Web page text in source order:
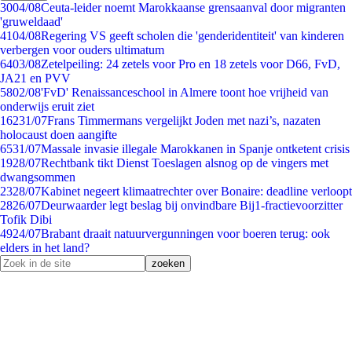
3004/08Ceuta-leider noemt Marokkaanse grensaanval door migranten
'gruweldaad'
4104/08Regering VS geeft scholen die 'genderidentiteit' van kinderen
verbergen voor ouders ultimatum
6403/08Zetelpeiling: 24 zetels voor Pro en 18 zetels voor D66, FvD,
JA21 en PVV
5802/08'FvD' Renaissanceschool in Almere toont hoe vrijheid van
onderwijs eruit ziet
16231/07Frans Timmermans vergelijkt Joden met nazi’s, nazaten
holocaust doen aangifte
6531/07Massale invasie illegale Marokkanen in Spanje ontketent crisis
1928/07Rechtbank tikt Dienst Toeslagen alsnog op de vingers met
dwangsommen
2328/07Kabinet negeert klimaatrechter over Bonaire: deadline verloopt
2826/07Deurwaarder legt beslag bij onvindbare Bij1-fractievoorzitter
Tofik Dibi
4924/07Brabant draait natuurvergunningen voor boeren terug: ook
elders in het land?